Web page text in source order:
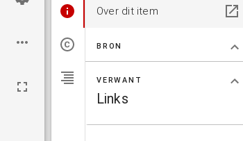
Over dit item
BRON
VERWANT
Links